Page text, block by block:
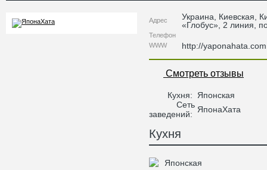
Адрес Украина Киевская ,
«Глобус», 2 линия,
Телефон
WWW
http://yaponahata.com
Смотреть отзывы
Кухня:
Японская
Сеть
заведений:
ЯпонаХата
Кухня
Японская